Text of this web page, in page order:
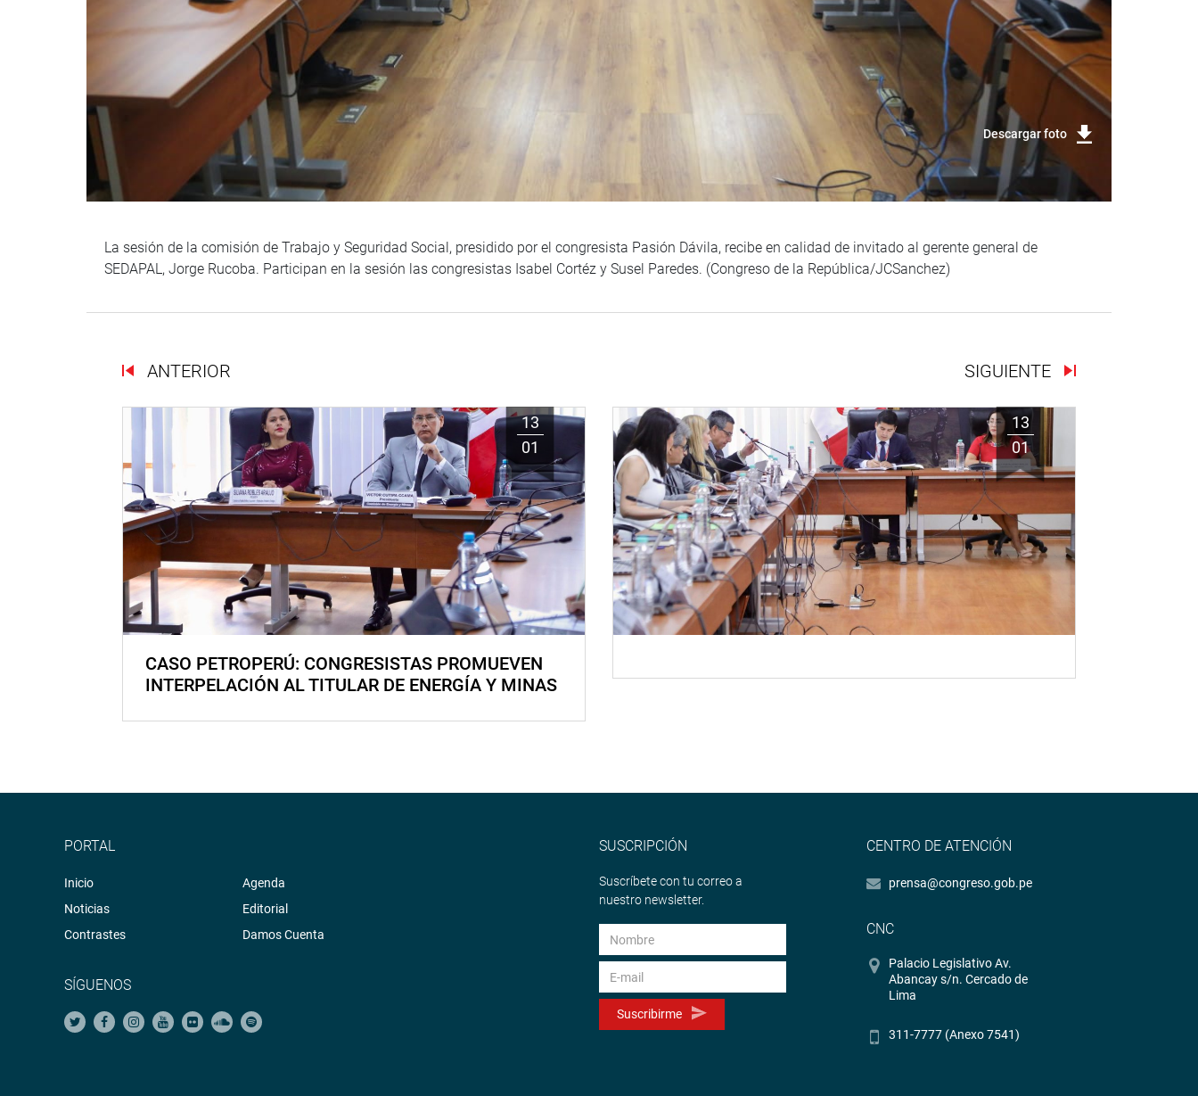
Descargar foto
La sesión de la comisión de Trabajo y Seguridad Social, presidido por el congresista Pasión Dávila, recibe en calidad de invitado al gerente general de
SEDAPAL, Jorge Rucoba. Participan en la sesión las congresistas Isabel Cortéz y Susel Paredes. (Congreso de la República/JCSanchez)
ANTERIOR SIGUIENTE
13
01
CASO PETROPERÚ: CONGRESISTAS PROMUEVEN
INTERPELACIÓN AL TITULAR DE ENERGÍA Y MINAS
13
01
PORTAL
Inicio
Noticias
Contrastes
Agenda
Editorial
Damos Cuenta
SÍGUENOS
SUSCRIPCIÓN
Suscríbete con tu correo a
nuestro newsletter.
Suscribirme
CENTRO DE ATENCIÓN
prensa@congreso.gob.pe
CNC
Palacio Legislativo Av.
Abancay s/n. Cercado de
Lima
311-7777 (Anexo 7541)